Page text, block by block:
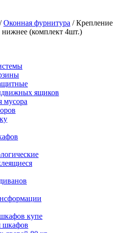
/Оконная фурнитура /Крепление
нижнее (комплект 4шт.)
ящиков
мусора
купе
шкафов